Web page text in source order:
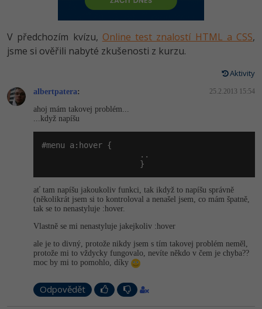
HTML5, CSS3, Bootstrap, SEO
SQL a databáze
UML a návrhové vzory
React
ASP.NET MVC
Django
Best practices
PHP
JavaScript
HTML / CSS
UML a návrhové vzory
MS-SQL
Vývojář mobilních aplikací
Specialista na AI a bigdata
Webdesigner
Tester
Systémový administrátor
3D grafik
Projektový manažer
Databázový analytik
Copywriter
-80%
JavaScript -80%
-80%
C++ -80%
Swift -80%
Kotlin -80%
C
VB.NET
SQL
Návrh SW -80%
Algoritmy -41%
Digitální gramotnost
Marketing -30%
SEO -30%
UX
Business
Kryptoměny
Copywriting -30%
MS Office -80%
Google Dokumenty
Time management
-80%
Adobe Illustrator -80%
Adobe XD
Adobe InDesign
Adobe After Effects
Blender -80%
Inkscape
-80%
Video
Ostatní
V předchozím kvízu, Online test znalostí HTML a CSS,
jsme si ověřili nabyté zkušenosti z kurzu.
Aktivity
albertpatera: 25.2.2013 15:54
ahoj mám takovej problém...
...když napíšu
#menu a:hover {
                     ..
                     }
ať tam napíšu jakoukoliv funkci, tak ikdyž to napíšu správně
(několikrát jsem si to kontroloval a nenašel jsem, co mám špatně,
tak se to nenastyluje :hover.
Vlastně se mi nenastyluje jakejkoliv :hover
ale je to divný, protože nikdy jsem s tím takovej problém neměl,
protože mi to vždycky fungovalo, nevíte někdo v čem je chyba??
moc by mi to pomohlo, díky
Odpovědět